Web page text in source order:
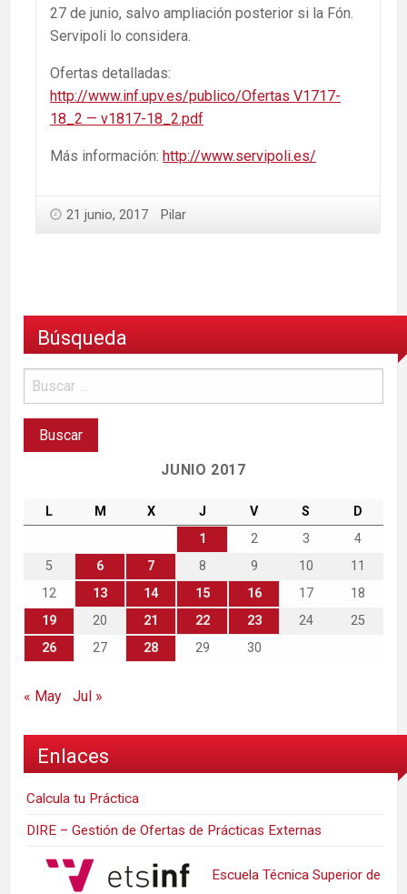
27 de junio, salvo ampliación posterior si la Fón.
Servipoli lo considera.
Ofertas detalladas:
http://www.inf.upv.es/publico/Ofertas V1717-
18_2 — v1817-18_2.pdf
Más información: http://www.servipoli.es/
21 junio, 2017 Pilar
Búsqueda
JUNIO 2017
L M X J V S
D
1
2 3
4
5
6 7 8 9 10
11
12
13 14 15 16 17
18
19
20 21 22 23 24
25
26
27 28 29 30
« May Jul »
Enlaces
Calcula tu Práctica
DIRE – Gestión de Ofertas de Prácticas Externas
Escuela Técnica Superior de